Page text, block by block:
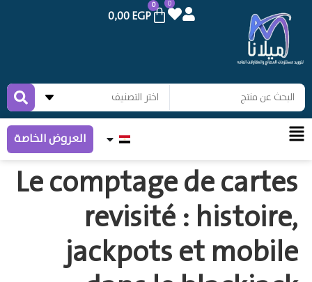
0
0,00EGP
0
العروض الخاصة
Le comptage de cartes
revisité : histoire,
jackpots et mobile